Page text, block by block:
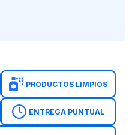
PRODUCTOS LIMPIOS
ENTREGA PUNTUAL